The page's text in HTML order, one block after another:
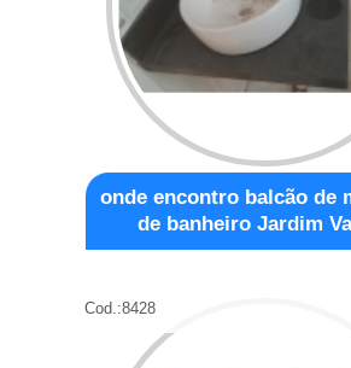
onde encontro balcão de
de banheiro Jardim
Cod.:8428